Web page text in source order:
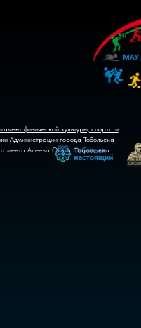
физической культуры, спорта и
Администрации города Тобольска
Алеева Ольга Фаридовна